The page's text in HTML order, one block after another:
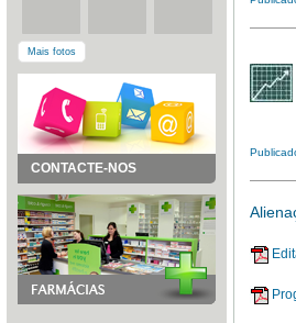
Mais fotos
CONTACTE-NOS